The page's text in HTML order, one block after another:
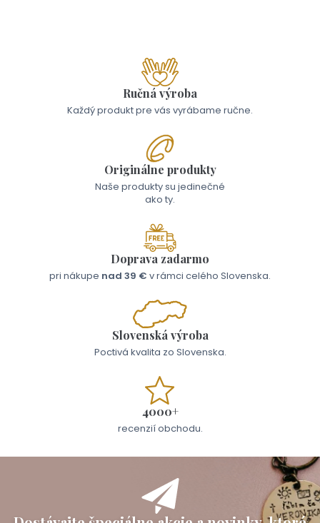
Ručná výroba
Každý produkt pre vás vyrábame ručne.
Originálne produkty
Naše produkty su jedinečné
ako ty.
Doprava zadarmo
pri nákupe nad 39 € v rámci celého Slovenska.
Slovenská výroba
Poctivá kvalita zo Slovenska.
4000+
recenzií obchodu.